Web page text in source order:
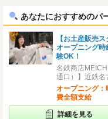
あなたにおすすめのパ
【お土産販売ス
オープニング
験OK！
名鉄商店
通口）】近鉄名
オープニング
費全額支給
詳細を見る